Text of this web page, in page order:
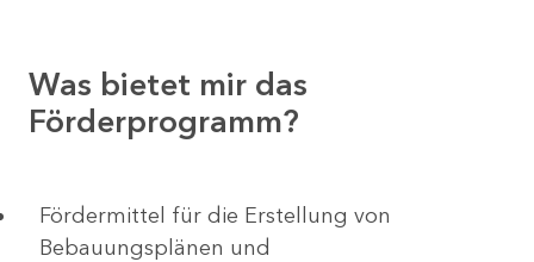
Was bietet mir das
Förderprogramm?
Fördermittel für die Erstellung von
Bebauungsplänen und